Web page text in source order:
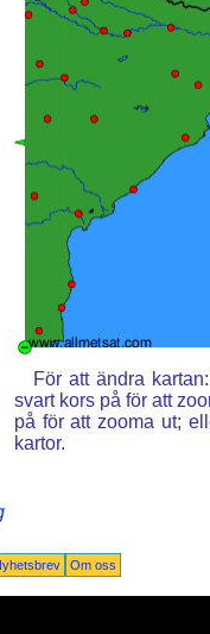
För att ändra
svart kors på för att
på för att zooma ut;
kartor.
Om oss